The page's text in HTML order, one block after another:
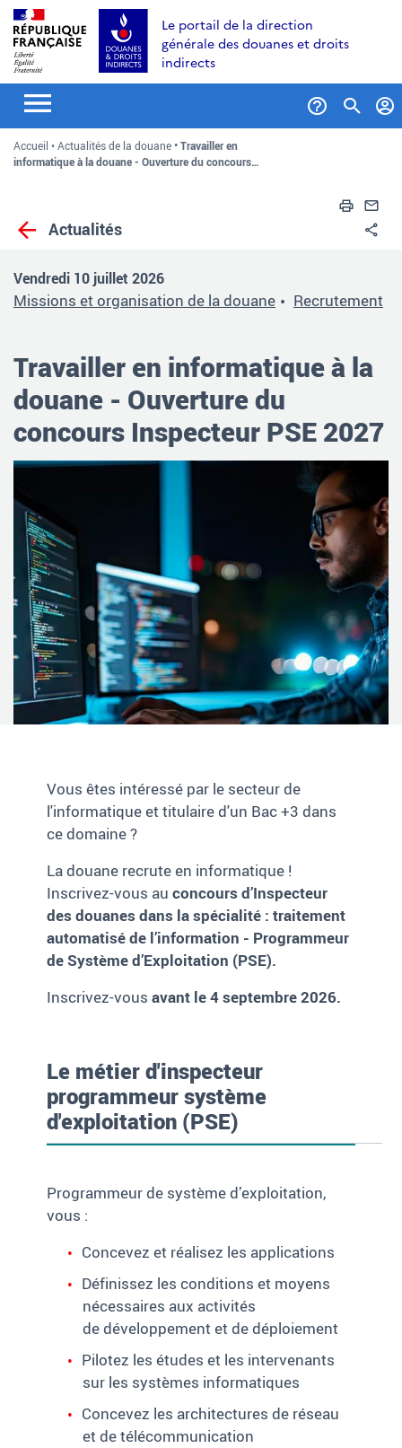
Aller
au
contenu
Aller
recherche
Aller
au
menu
Le portail de la direction
générale des douanes et droits
indirects
Accueil Actualités de la douane
Travailler en
informatique à la douane - Ouverture du concours…
Actualités
Vendredi 10 juillet 2026
Missions et organisation de la douane Recrutement
Travailler en informatique à la
douane - Ouverture du
concours Inspecteur PSE 2027
Vous êtes intéressé par le secteur de
l'informatique et titulaire d'un Bac +3 dans
ce domaine ?
La douane recrute en informatique !
Inscrivez-vous auconcours d’Inspecteur
des douanes dans la spécialité : traitement
automatisé de l’information - Programmeur
de Système d’Exploitation (PSE).
Inscrivez-vous avant le 4 septembre 2026.
Le métier d'inspecteur
programmeur système
d'exploitation (PSE)
Programmeur de système d’exploitation,
vous :
Concevez et réalisez les applications
Définissez les conditions et moyens
nécessaires aux activités
de développement et de déploiement
Pilotez les études et les intervenants
sur les systèmes informatiques
Concevez les architectures de réseau
et de télécommunication